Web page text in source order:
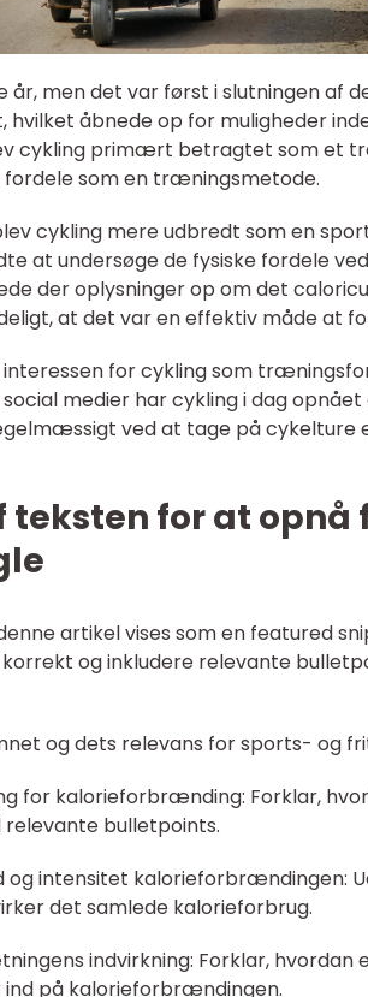
år, men det var først i slutningen af
hvilket åbnede op for muligheder
cykling primært betragtet som et
som en træningsmetode.
cykling mere udbredt som en
at undersøge de fysiske fordele
der oplysninger op om det
at det var en effektiv måde at
for cykling som
medier har cykling i dag
ved at tage på cykelture
for at opnå
artikel vises som en featured
og inkludere relevante
og dets relevans for sports- og
for kalorieforbrænding: Forklar,
bulletpoints.
og intensitet kalorieforbrændingen:
det samlede kalorieforbrug.
indvirkning: Forklar, hvordan
på kalorieforbrændingen.